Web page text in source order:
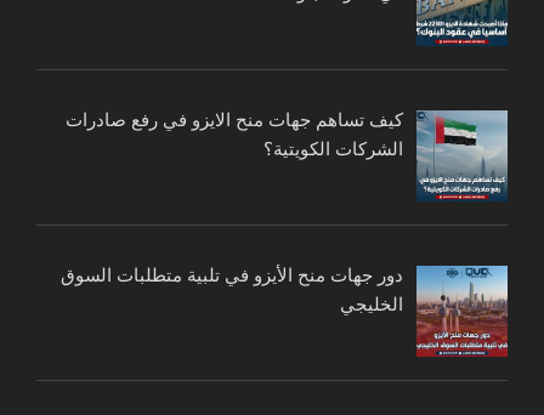
كيف تساهم جهات منح الايزو في رفع صادرات
الشركات الكويتية؟
دور جهات منح الأيزو في تلبية متطلبات السوق
الخليجي